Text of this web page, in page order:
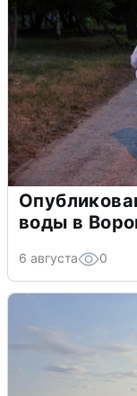
воды в
6 августа 0